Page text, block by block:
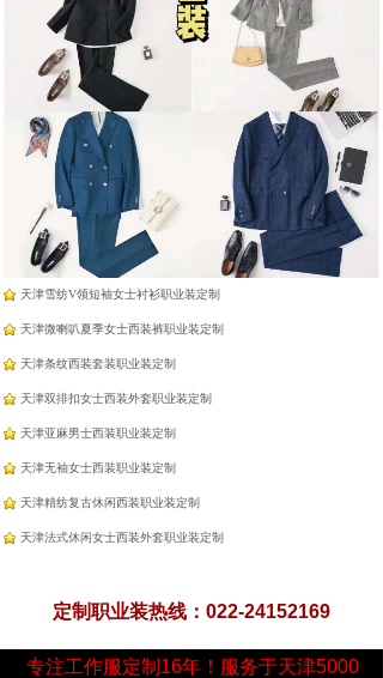
天津工作服厂家定制
天津雪纺法式飘带衬衫职业装定制
天津面试西装半身裙职业装定制
天津雪纺V领短袖女士衬衫职业装定制
天津微喇叭夏季女士西装裤职业装定制
天津条纹西装套装职业装定制
天津双排扣女士西装外套职业装定制
天津亚麻男士西装职业装定制
天津无袖女士西装职业装定制
天津精纺复古休闲西装职业装定制
天津法式休闲女士西装外套职业装定制
定制职业装热线：022-24152169
专注工作服定制16年！服务于天津5000